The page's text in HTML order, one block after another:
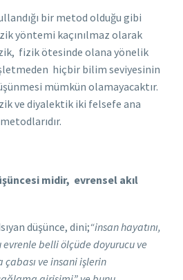
bir metod olduğu gibi
yöntemi kaçınılmaz olarak
fizik ötesinde olana yönelik
hiçbir bilim seviyesinin
mümkün olamayacaktır.
ve diyalektik iki felsefe ana
midir, evrensel akıl
düşünce, dini;“insan hayatını,
belli ölçüde doyurucu ve
ve insani işlerin